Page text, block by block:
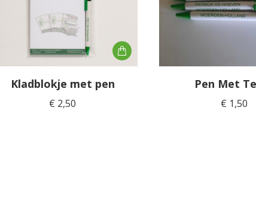
Kladblokje met pen
€ 2,50
Pen Met
€ 1,50